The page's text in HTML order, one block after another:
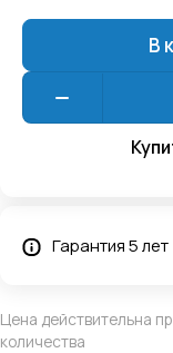
В
Гарантия 5 лет
Цена действительна
количества